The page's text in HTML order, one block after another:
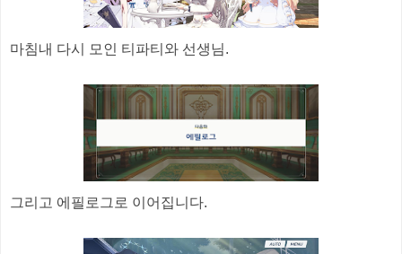
마침내 다시 모인 티파티와 선생님.
그리고 에필로그로 이어집니다.